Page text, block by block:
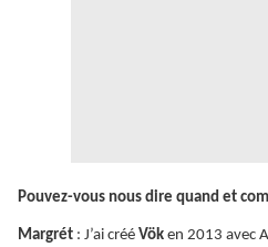
Pouvez-vous nous dire quand et
Margrét : J’ai créé Vök en 2013 avec